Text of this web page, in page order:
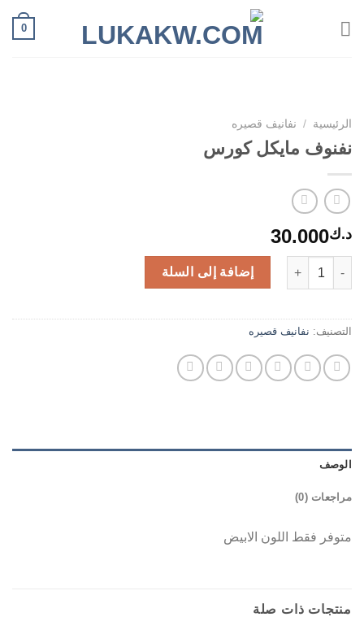
0
الرئيسية / نفانيف قصيره
نفنوف مايكل كورس
د.ك30.000
كمية نفنوف مايكل كورس
إضافة إلى السلة
التصنيف: نفانيف قصيره
الوصف
مراجعات (0)
متوفر فقط اللون الابيض
منتجات ذات صلة